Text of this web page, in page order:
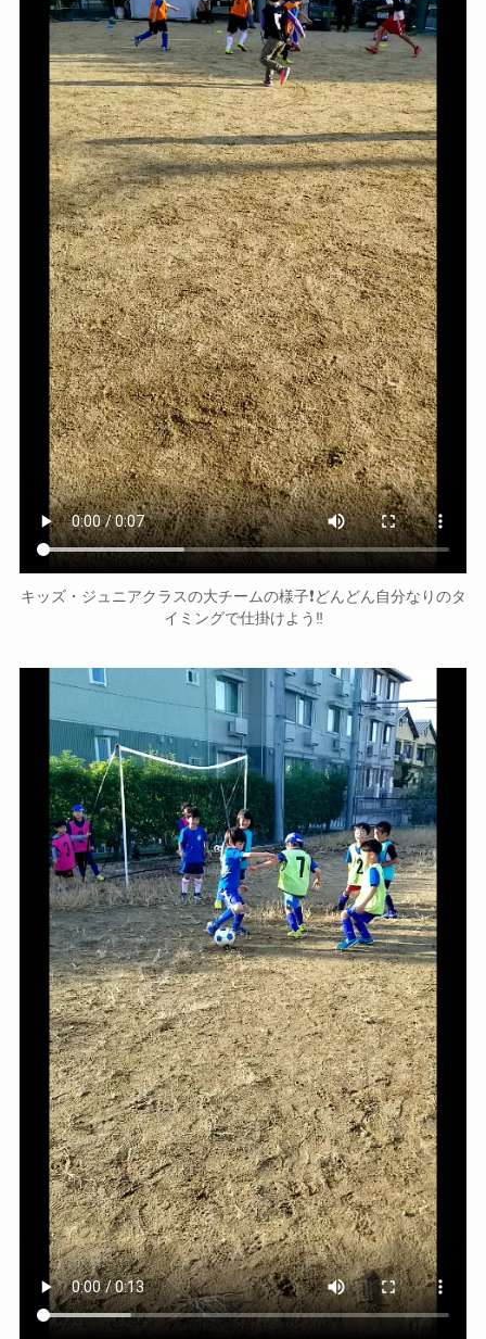
キッズ・ジュニアクラスの大チームの様子❗どんどん自分なりのタ
イミングで仕掛けよう‼️